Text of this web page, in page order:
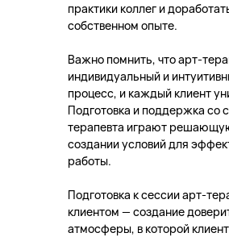
практики коллег и
собственном опыте.
Важно помнить, что арт-
индивидуальный и
процесс, и каждый клиент
Подготовка и поддержка со
терапевта играют
создании условий для
работы.
Подготовка к сессии арт-
клиентом — создание
атмосферы, в которой